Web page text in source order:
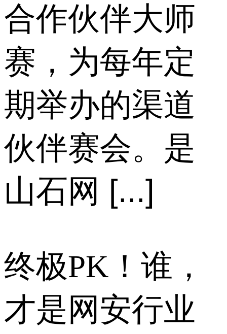
合作伙伴大师
赛，为每年定
期举办的渠道
伙伴赛会。是
山石网 [...]
终极PK！谁，
才是网安行业